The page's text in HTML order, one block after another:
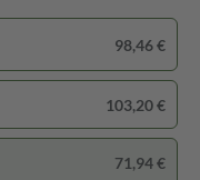
98,46 €
103,20 €
71,94 €